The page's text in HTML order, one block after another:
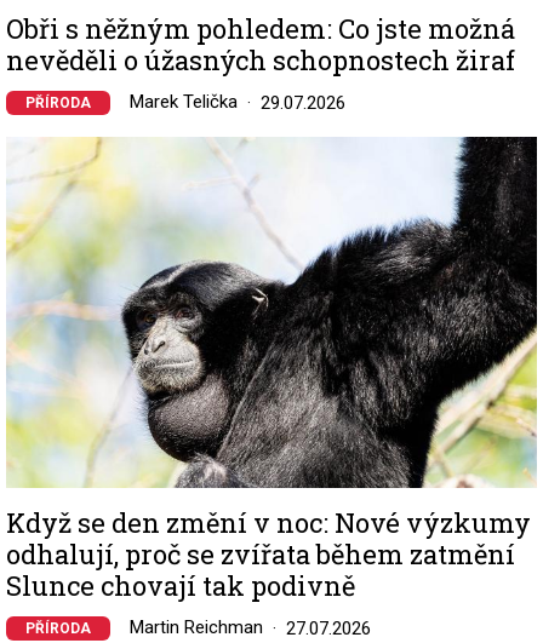
Obři s něžným pohledem: Co jste možná
nevěděli o úžasných schopnostech žiraf
PŘÍRODA Marek Telička 29.07.2026
Image
Když se den změní v noc: Nové výzkumy
odhalují, proč se zvířata během zatmění
Slunce chovají tak podivně
PŘÍRODA Martin Reichman 27.07.2026